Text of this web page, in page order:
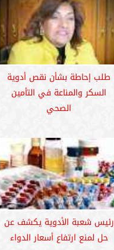
طلب إحاطة بشأن نقص أدوية
السكر والمناعة في التأمين
الصحي
رئيس شعبة الأدوية يكشف عن
حل لمنع ارتفاع أسعار الدواء